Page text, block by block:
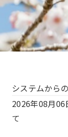
システムから
2026年08月06
て